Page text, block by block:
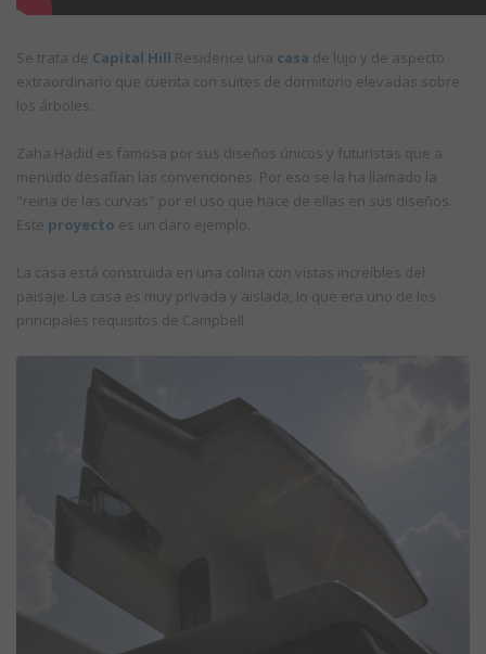
Se trata de Capital Hill Residence una casa de lujo y de aspecto
extraordinario que cuenta con suites de dormitorio elevadas sobre
los árboles.
Zaha Hadid es famosa por sus diseños únicos y futuristas que a
menudo desafían las convenciones. Por eso se la ha llamado la
"reina de las curvas" por el uso que hace de ellas en sus diseños.
Este proyecto es un claro ejemplo.
La casa está construida en una colina con vistas increíbles del
paisaje. La casa es muy privada y aislada, lo que era uno de los
principales requisitos de Campbell